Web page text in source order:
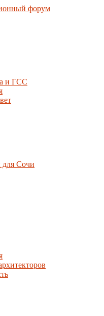
форум
и ГСС
для Сочи